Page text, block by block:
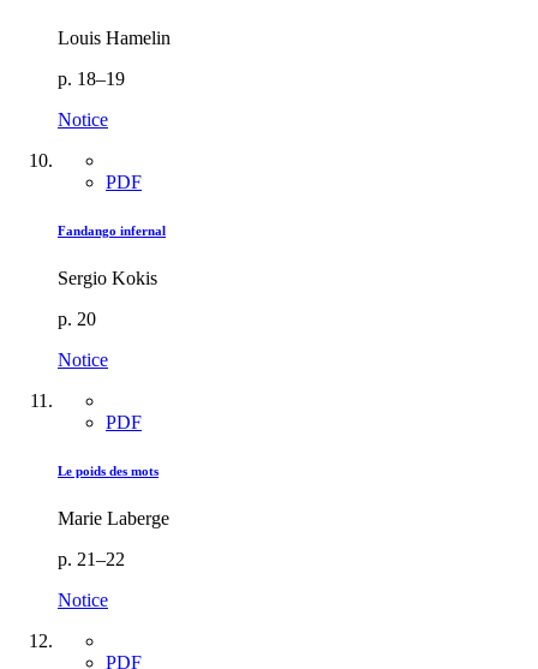
Louis Hamelin
p. 18–19
Notice
PDF
Fandango infernal
Sergio Kokis
p. 20
Notice
PDF
Le poids des mots
Marie Laberge
p. 21–22
Notice
PDF